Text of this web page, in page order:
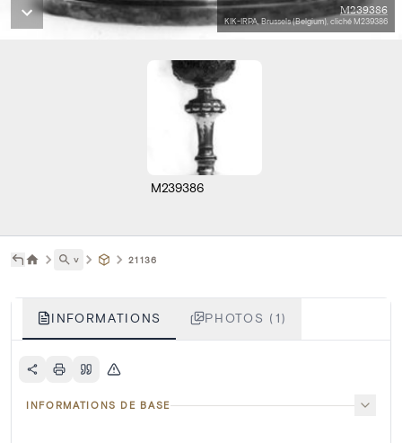
M239386
KIK-IRPA, Brussels (Belgium), cliché M239386
M239386
˅ 21136
INFORMATIONS PHOTOS (1)
INFORMATIONS DE BASE